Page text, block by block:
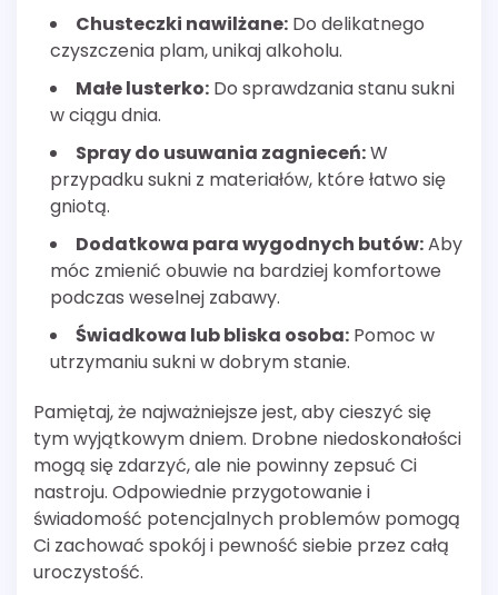
Chusteczki nawilżane: Do delikatnego
czyszczenia plam, unikaj alkoholu.
Małe lusterko: Do sprawdzania stanu sukni
w ciągu dnia.
Spray do usuwania zagnieceń:W
przypadku sukni z materiałów, które łatwo się
gniotą.
Dodatkowa para wygodnych butów:Aby
móc zmienić obuwie na bardziej komfortowe
podczas weselnej zabawy.
Świadkowa lub bliska osoba: Pomoc w
utrzymaniu sukni w dobrym stanie.
Pamiętaj, że najważniejsze jest, aby cieszyć się
tym wyjątkowym dniem. Drobne niedoskonałości
mogą się zdarzyć, ale nie powinny zepsuć Ci
nastroju. Odpowiednie przygotowanie i
świadomość potencjalnych problemów pomogą
Ci zachować spokój i pewność siebie przez całą
uroczystość.